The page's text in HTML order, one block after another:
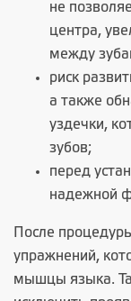
не
центра,
между
риск
а также
уздечки,
зубов;
перед
надежной
После
упражнений,
мышцы языка.